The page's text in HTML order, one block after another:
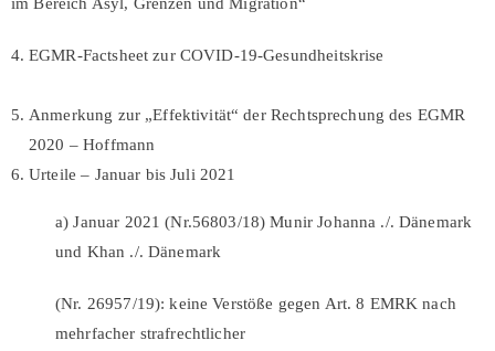
EGMR-Factsheet zur COVID-19-Gesundheitskrise
Anmerkung zur „Effektivität“ der Rechtsprechung des EGMR
2020 – Hoffmann
Urteile – Januar bis Juli 2021
a) Januar 2021 (Nr.56803/18) Munir Johanna ./. Dänemark
und Khan ./. Dänemark
(Nr. 26957/19): keine Verstöße gegen Art. 8 EMRK nach
mehrfacher strafrechtlicher